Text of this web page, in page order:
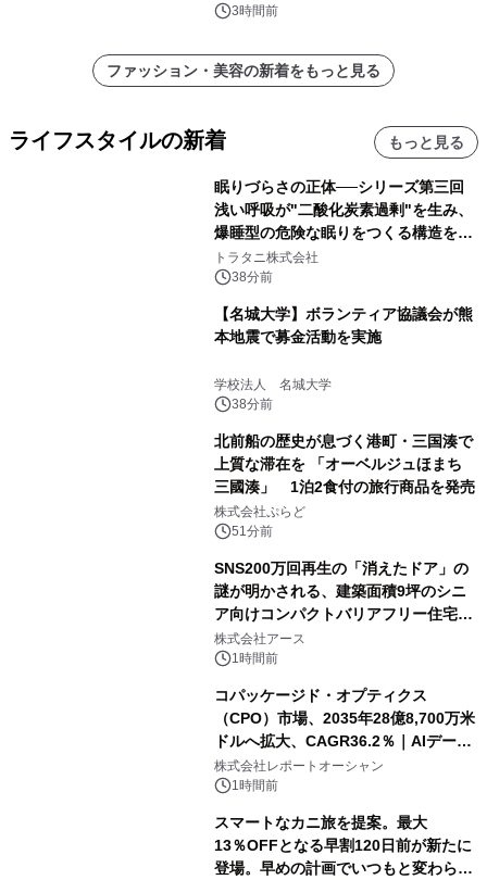
3時間前
ファッション・美容の新着をもっと見る
ライフスタイルの新着 もっと見る
眠りづらさの正体──シリーズ第三回
浅い呼吸が"二酸化炭素過剰"を生み、
爆睡型の危険な眠りをつくる構造を解
説
トラタニ株式会社
38分前
【名城大学】ボランティア協議会が熊
本地震で募金活動を実施
学校法人 名城大学
38分前
北前船の歴史が息づく港町・三国湊で
上質な滞在を 「オーベルジュほまち
三國湊」 1泊2食付の旅行商品を発売
株式会社ぷらど
51分前
SNS200万回再生の「消えたドア」の
謎が明かされる、建築面積9坪のシニ
ア向けコンパクトバリアフリー住宅が
誕生
株式会社アース
1時間前
コパッケージド・オプティクス
（CPO）市場、2035年28億8,700万米
ドルへ拡大、CAGR36.2％｜AIデータ
センター・高速光通信需要が成長を加
速
株式会社レポートオーシャン
1時間前
スマートなカニ旅を提案。最大
13％OFFとなる早割120日前が新たに
登場。早めの計画でいつもと変わらぬ